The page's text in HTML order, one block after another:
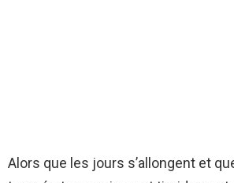
Alors que les jours s’allongent et